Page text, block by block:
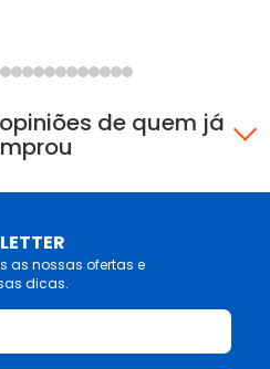
de quem já
as nossas ofertas e
dicas.